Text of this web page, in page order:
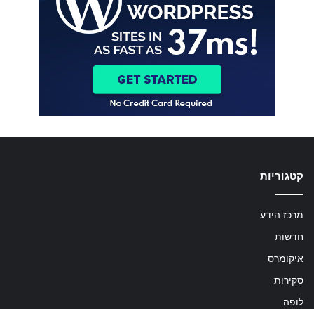
קטגוריות
מרכז הידע
חדשות
איקומרס
סקירות
לופה